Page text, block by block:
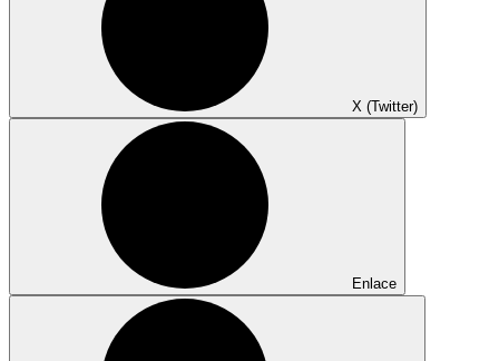
X (Twitter)
Enlace